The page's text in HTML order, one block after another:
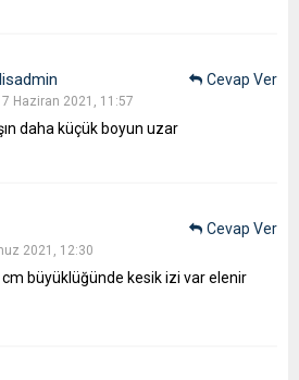
7 Haziran 2021, 11:57
daha küçük boyun uzar
Cevap Ver
2021, 12:30
büyüklüğünde kesik izi var elenir
Cevap Ver